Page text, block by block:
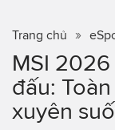
Trang chủ
MSI
đấu:
xuyên